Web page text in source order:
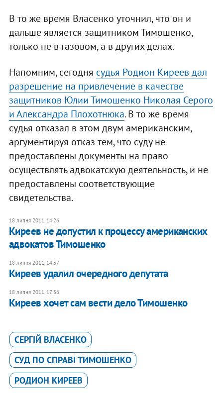
В то же время Власенко уточнил, что он и
дальше является защитником Тимошенко,
только не в газовом, а в других делах.
Напомним, сегодня судья Родион Киреев дал
разрешение на привлечение в качестве
защитников Юлии Тимошенко Николая Серого
и Александра Плохотнюка. В то же время
судья отказал в этом двум американским,
аргументируя отказ тем, что суду не
предоставлены документы на право
осуществлять адвокатскую деятельность, и не
предоставлены соответствующие
свидетельства.
18 липня 2011, 14:26
Киреев не допустил к процессу американских
адвокатов Тимошенко
18 липня 2011, 14:37
Киреев удалил очередного депутата
18 липня 2011, 17:36
Киреев хочет сам вести дело Тимошенко
СЕРГІЙ ВЛАСЕНКО
СУД ПО СПРАВІ ТИМОШЕНКО
РОДИОН КИРЕЕВ